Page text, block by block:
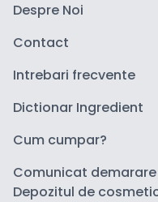
Despre Noi
Contact
Intrebari frecvente
Dictionar Ingredient
Cum cumpar?
Comunicat
Depozitul de